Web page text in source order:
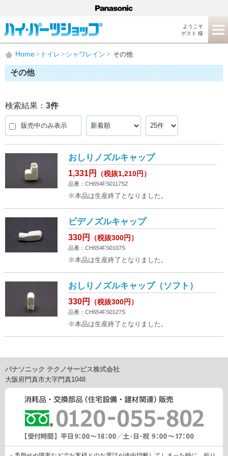
ようこそ
ゲスト 様
Home トイレ シャワレイン その他
その他
検索結果： 3件
販売中のみ表示
おしりノズルキャップ
1,331円 （税抜1,210円）
品番：CH654FS0117SZ
※本品は生産終了となりました。
ビデノズルキャップ
330円 （税抜300円）
品番：CH654FS0107S
※本品は生産終了となりました。
おしりノズルキャップ（ソフト）
330円 （税抜300円）
品番：CH654FS0127S
※本品は生産終了となりました。
パナソニック テクノサービス株式会社
大阪府門真市大字門真1048